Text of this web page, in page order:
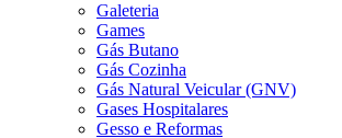
Galeteria
Games
Gás Butano
Gás Cozinha
Gás Natural Veicular (GNV)
Gases Hospitalares
Gesso e Reformas